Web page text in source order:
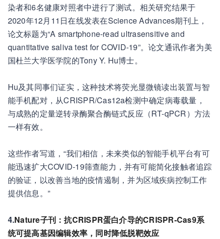
染者和6名健康对照者中进行了测试。相关研究结果于
2020年12月11日在线发表在Science Advances期刊上，
论文标题为“A smartphone-read ultrasensitive and
quantitative saliva test for COVID-19”。论文通讯作者为美
国杜兰大学医学院的Tony Y. Hu博士。
Hu及其同事们证实，这种技术将荧光显微镜读出装置与智
能手机配对，从CRISPR/Cas12a检测中确定病毒载量，
与成熟的定量逆转录酶聚合酶链式反应（RT-qPCR）方法
一样有效。
这些作者写道，“我们相信，未来类似的智能手机平台有可
能迅速扩大COVID-19筛查能力，并有可能简化接触者追踪
的验证，以改善当地的疫情遏制，并为区域疾病控制工作
提供信息。”
4.Nature子刊：抗CRISPR蛋白介导的CRISPR-Cas9系
统可提高基因编辑效率，同时降低脱靶效应